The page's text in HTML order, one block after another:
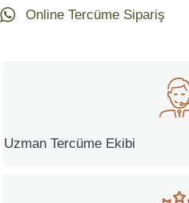
Online Tercüme Sipariş
Uzman Tercüme Ekibi